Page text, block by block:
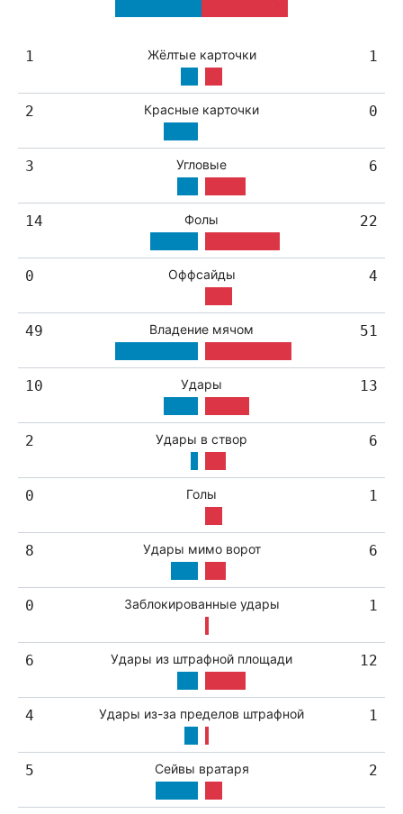
1 Жёлтые карточки 1
2 Красные карточки 0
3 Угловые 6
14 Фолы 22
0 Оффсайды 4
49 Владение мячом 51
10 Удары 13
2 Удары в створ 6
0 Голы 1
8 Удары мимо ворот 6
0 Заблокированные удары 1
6 Удары из штрафной площади 12
4 Удары из-за пределов штрафной 1
5 Сейвы вратаря 2